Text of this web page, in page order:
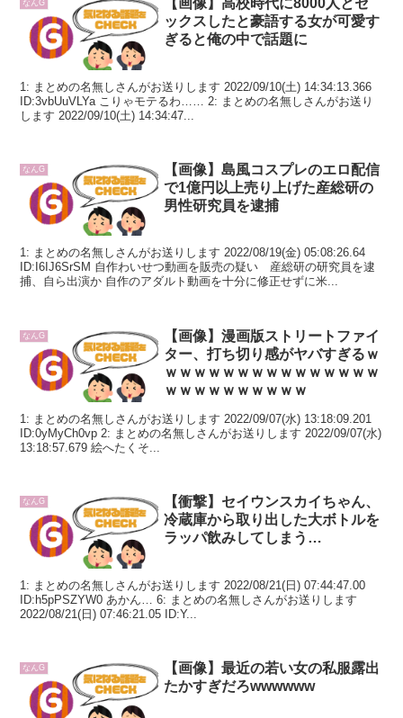
なんG
【画像】高校時代に8000人とセ
ックスしたと豪語する女が可愛す
ぎると俺の中で話題に
1: まとめの名無しさんがお送りします 2022/09/10(土) 14:34:13.366
ID:3vbUuVLYa こりゃモテるわ…… 2: まとめの名無しさんがお送り
します 2022/09/10(土) 14:34:47...
なんG
【画像】島風コスプレのエロ配信
で1億円以上売り上げた産総研の
男性研究員を逮捕
1: まとめの名無しさんがお送りします 2022/08/19(金) 05:08:26.64
ID:I6IJ6SrSM 自作わいせつ動画を販売の疑い 産総研の研究員を逮
捕、自ら出演か 自作のアダルト動画を十分に修正せずに米...
なんG
【画像】漫画版ストリートファイ
ター、打ち切り感がヤバすぎるｗ
ｗｗｗｗｗｗｗｗｗｗｗｗｗｗｗ
ｗｗｗｗｗｗｗｗｗｗ
1: まとめの名無しさんがお送りします 2022/09/07(水) 13:18:09.201
ID:0yMyCh0vp 2: まとめの名無しさんがお送りします 2022/09/07(水)
13:18:57.679 絵へたくそ...
なんG
【衝撃】セイウンスカイちゃん、
冷蔵庫から取り出した大ボトルを
ラッパ飲みしてしまう…
1: まとめの名無しさんがお送りします 2022/08/21(日) 07:44:47.00
ID:h5pPSZYW0 あかん… 6: まとめの名無しさんがお送りします
2022/08/21(日) 07:46:21.05 ID:Y...
なんG
【画像】最近の若い女の私服露出
たかすぎだろwwwwww